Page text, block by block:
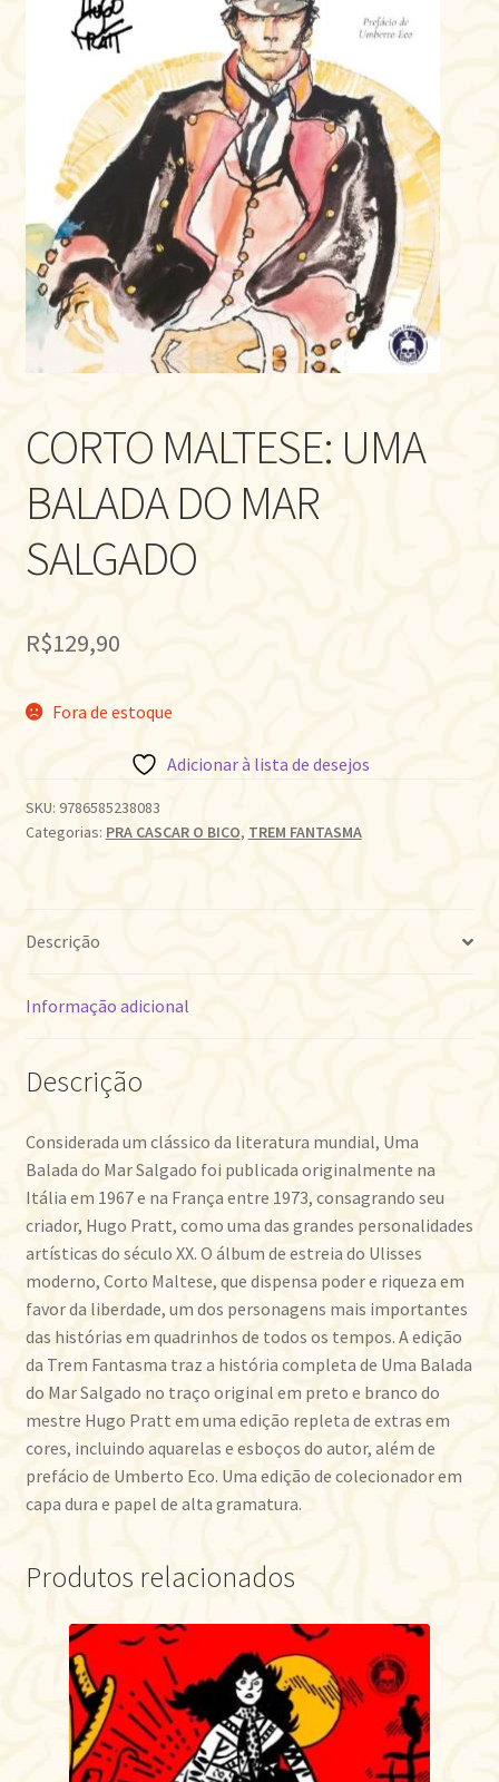
CORTO MALTESE: UMA
BALADA DO MAR
SALGADO
R$129,90
Fora de estoque
Adicionar à lista de desejos
SKU: 9786585238083
Categorias: PRA CASCAR O BICO, TREM FANTASMA
Descrição
Informação adicional
Descrição
Considerada um clássico da literatura mundial, Uma
Balada do Mar Salgado foi publicada originalmente na
Itália em 1967 e na França entre 1973, consagrando seu
criador, Hugo Pratt, como uma das grandes personalidades
artísticas do século XX. O álbum de estreia do Ulisses
moderno, Corto Maltese, que dispensa poder e riqueza em
favor da liberdade, um dos personagens mais importantes
das histórias em quadrinhos de todos os tempos. A edição
da Trem Fantasma traz a história completa de Uma Balada
do Mar Salgado no traço original em preto e branco do
mestre Hugo Pratt em uma edição repleta de extras em
cores, incluindo aquarelas e esboços do autor, além de
prefácio de Umberto Eco. Uma edição de colecionador em
capa dura e papel de alta gramatura.
Produtos relacionados